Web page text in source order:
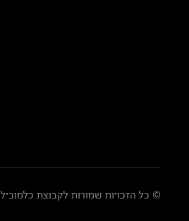
© כל הזכויות שמורות לקבוצת כלמוביל